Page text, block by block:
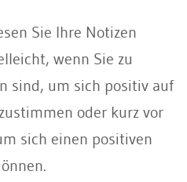
Sie Ihre Notizen
wenn Sie zu
sind, um sich positiv auf
oder kurz vor
sich einen positiven